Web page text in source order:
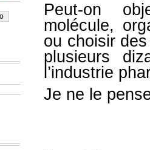
Peut-on
molécule,
ou choisir
plusieurs
l’industrie
Je ne le